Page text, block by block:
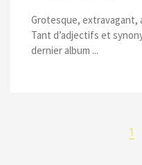
Grotesque, extravagant,
Tant d’adjectifs et
dernier album ...
1